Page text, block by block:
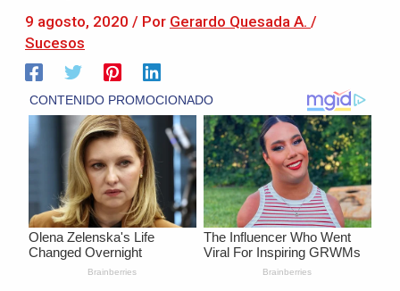
9 agosto, 2020 / Por Gerardo Quesada A. /
Sucesos